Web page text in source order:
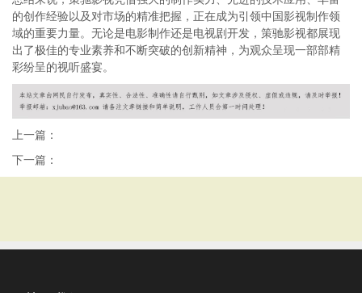
的创作经验以及对市场的精准把握，正在成为引领中国影视制作领
域的重要力量。无论是电影制作还是电视剧开发，策驰影视都展现
出了极佳的专业素养和不断突破的创新精神，为观众呈现一部部精
彩纷呈的视听盛宴。
上一篇：
下一篇：